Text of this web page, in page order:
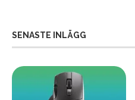
SENASTE INLÄGG